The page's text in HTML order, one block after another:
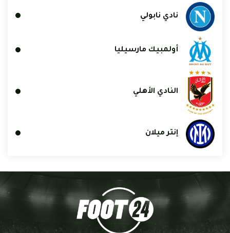
نادي نابولي
أولمبيك مارسيليا
النادي الأهلي
إنتر ميلان